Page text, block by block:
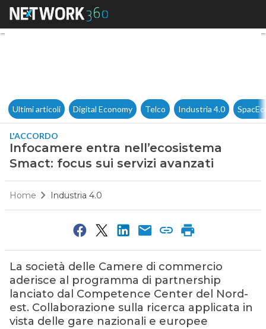
Infocamere entra
Ultimi articoli Digital Economy Telco Industria 4.0
L'ACCORDO
Infocamere entra nell’ecosistema
Smact: focus sui servizi avanzati
Home Industria 4.0
La società delle Camere di commercio
aderisce al programma di partnership
lanciato dal Competence Center del Nord-
est. Collaborazione sulla ricerca applicata in
vista delle gare nazionali e europee